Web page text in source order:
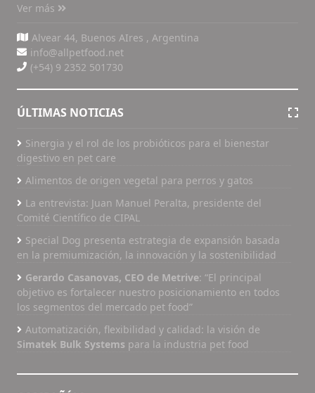
Ver más
Alvear 44, Buenos AIres , Argentina
info@allpetfood.net
(+54) 9 2352 501730
ÚLTIMAS NOTICIAS
Sinergia y el rol de los probióticos para el bienestar
digestivo en pet care
Alimentos de origen vegetal para perros y gatos
La entrevista: Juan Manuel Peralta, presidente del
Comité Científico de CIPAL
Special Dog presenta estrategia de expansión basada
en la premiumización, la innovación y la sostenibilidad
Gerardo Casanovas, CEO de Metrive: “El principal
objetivo es fortalecer nuestro posicionamiento en todos
los segmentos del mercado pet food”
Automatización, flexibilidad y calidad: la visión de
Simatek Bulk Systems para la industria pet food